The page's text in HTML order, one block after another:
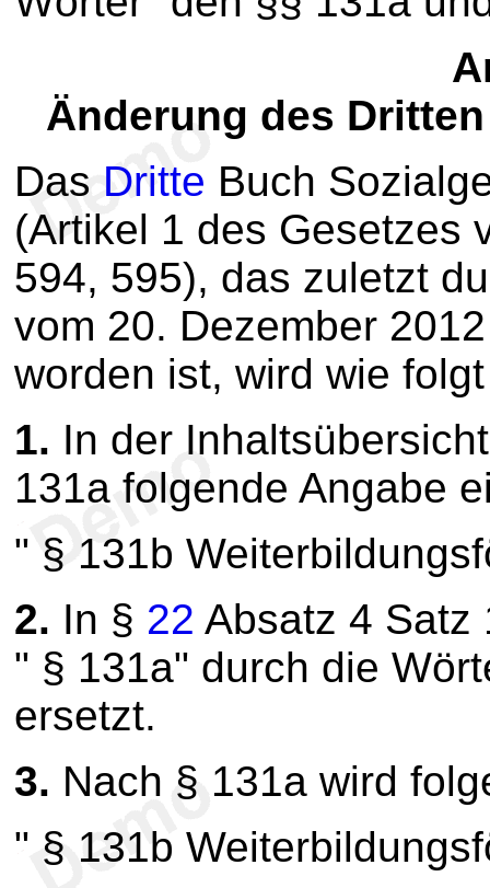
Änderung des
Das Dritte Buch
(Artikel 1 des Gesetzes
594, 595), das zuletzt
vom 20. Dezember
worden ist, wird wie
1. In der
131a folgende Angabe
" § 131b
2. In § 22 Absatz 4 Satz
" § 131a" durch die
ersetzt.
3. Nach § 131a wird
" § 131b